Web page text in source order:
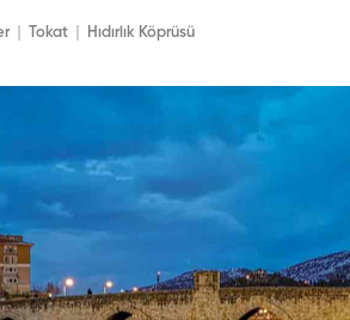
Tokat Hıdırlık Köprüsü